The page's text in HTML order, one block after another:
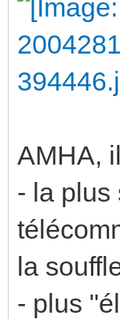
AMHA,
- la plus
la
- plus